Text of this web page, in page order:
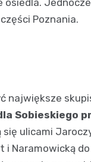
osiedla.
Poznania.
największe
Sobieskiego
ulicami
i Naramowicką